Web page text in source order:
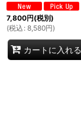
7,800円(税別)
(税込 : 8,580円)
カートに入れる